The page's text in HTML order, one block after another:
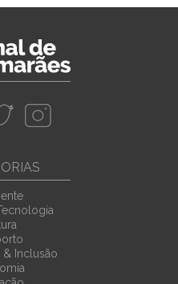
& Inclusão